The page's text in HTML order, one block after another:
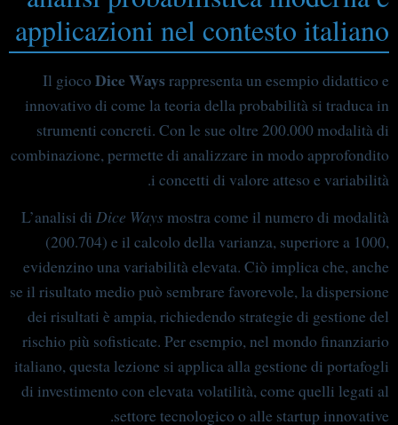
applicazioni nel contesto italiano
Il gioco Dice Ways rappresenta un esempio didattico e
innovativo di come la teoria della probabilità si traduca in
strumenti concreti. Con le sue oltre 200.000 modalità di
combinazione, permette di analizzare in modo approfondito
i concetti di valore atteso e variabilità.
L’analisi di Dice Ways mostra come il numero di modalità
(200.704) e il calcolo della varianza, superiore a 1000,
evidenzino una variabilità elevata. Ciò implica che, anche
se il risultato medio può sembrare favorevole, la dispersione
dei risultati è ampia, richiedendo strategie di gestione del
rischio più sofisticate. Per esempio, nel mondo finanziario
italiano, questa lezione si applica alla gestione di portafogli
di investimento con elevata volatilità, come quelli legati al
settore tecnologico o alle startup innovative.